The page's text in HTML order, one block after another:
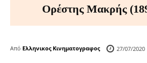
Ορέστης Μακρής
Από Ελληνικος Κινηματογραφος 27/07/2020